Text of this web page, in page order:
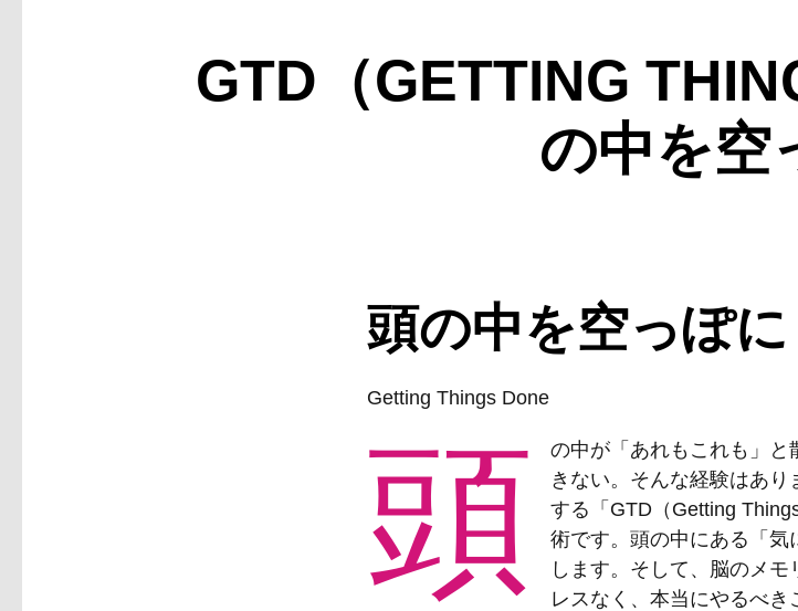
GTD（GETTING
の中を空
頭の中を空っぽに
Getting Things Done
頭
の中が「あれもこれも」
きない。そんな経験はあ
する「GTD（Getting
術です。頭の中にある「気
します。そして、脳のメ
レスなく、本当にやるべき